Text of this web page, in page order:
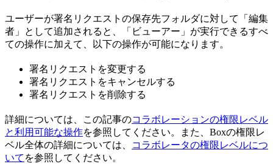
ユーザーが署名リクエストの保存先フォルダに対して「編集
者」として追加されると、「ビューアー」が実行できるすべ
ての操作に加えて、以下の操作が可能になります。
署名リクエストを変更する
署名リクエストをキャンセルする
署名リクエストを削除する
詳細については、この記事のコラボレーションの権限レベル
と利用可能な操作を参照してください。また、Boxの権限レ
ベル全体の詳細については、
コラボレータの権限レベルにつ
いて を参照してください。